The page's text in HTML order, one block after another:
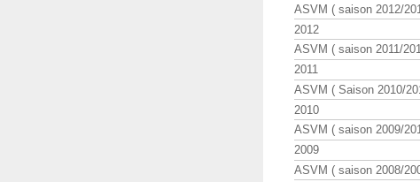
ASVM ( saison 2012/
2012
ASVM ( saison 2011/
2011
ASVM ( Saison 2010/
2010
ASVM ( saison 2009/
2009
ASVM ( saison 2008/